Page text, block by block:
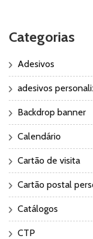
Categorias
Adesivos
adesivos
Backdrop banner
Calendário
Cartão de visita
Cartão postal
Catálogos
CTP